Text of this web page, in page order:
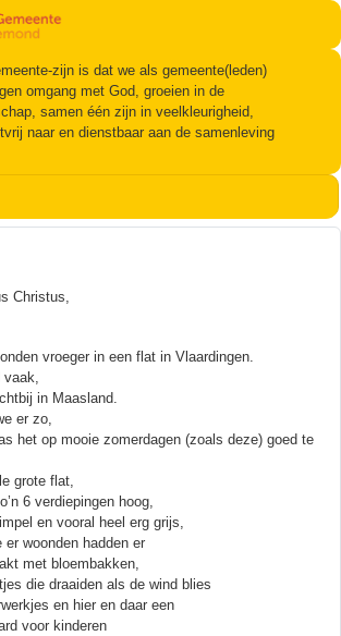
zijn is dat we als gemeente(leden)
omgang met God, groeien in de
samen één zijn in veelkleurigheid,
naar en dienstbaar aan de samenleving
Christus,
vroeger in een flat in Vlaardingen.
in Maasland.
er zo,
het op mooie zomerdagen (zoals deze) goed te
grote flat,
6 verdiepingen hoog,
en vooral heel erg grijs,
woonden hadden er
met bloembakken,
die draaiden als de wind blies
en hier en daar een
voor kinderen